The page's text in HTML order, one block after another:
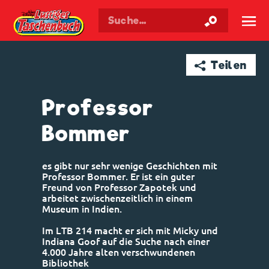
Walt Disneys Taschenbuch ☰
➦ Teilen
Professor
Bommer
es gibt nur sehr wenige Geschichten mit
Professor Bommer. Er ist ein guter
Freund von Professor Zapotek und
arbeitet zwischenzeitlich in einem
Museum in Indien.
Im LTB 214 macht er sich mit Micky und
Indiana Goof auf die Suche nach einer
4.000 Jahre alten verschwundenen
Bibliothek